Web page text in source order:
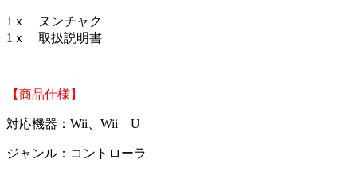
1ｘ ヌンチャク
1ｘ 取扱説明書
【商品仕様】
対応機器：Wii、Wii U
ジャンル：コントローラ